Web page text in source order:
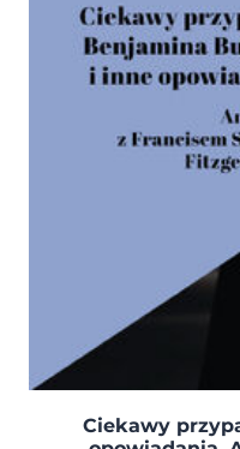
Ciekawy